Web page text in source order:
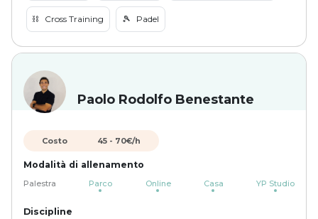
⛓️ Cross Training 🎾 Padel
Paolo Rodolfo Benestante
Costo 45 - 70€/h
Modalità di allenamento
Palestra Parco Online Casa YP Studio
Discipline